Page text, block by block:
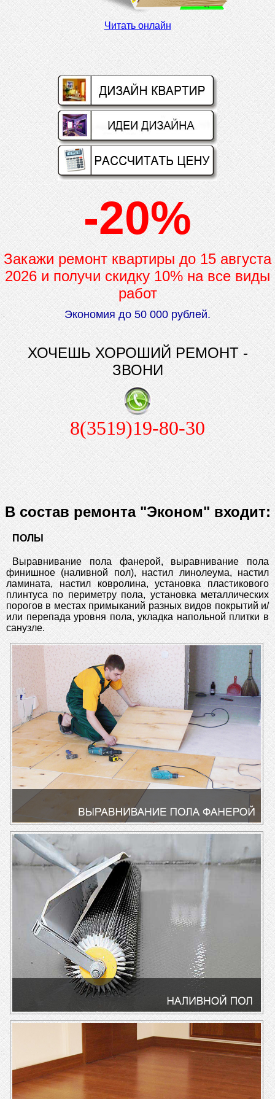
Читать онлайн
-20%
Закажи ремонт квартиры до15 августа
2026 и получи скидку 10% на все виды
работ
Экономия до 50 000 рублей.
ХОЧЕШЬ ХОРОШИЙ РЕМОНТ -
ЗВОНИ
8(3519)19-80-30
В состав ремонта "Эконом" входит:
ПОЛЫ
Выравнивание пола фанерой, выравнивание пола
финишное (наливной пол), настил линолеума, настил
ламината, настил ковролина, установка пластикового
плинтуса по периметру пола, установка металлических
порогов в местах примыканий разных видов покрытий и/
или перепада уровня пола, укладка напольной плитки в
санузле.